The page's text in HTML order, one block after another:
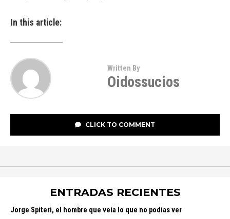
In this article:
Written By
Oidossucios
CLICK TO COMMENT
ENTRADAS RECIENTES
Jorge Spiteri, el hombre que veía lo que no podías ver